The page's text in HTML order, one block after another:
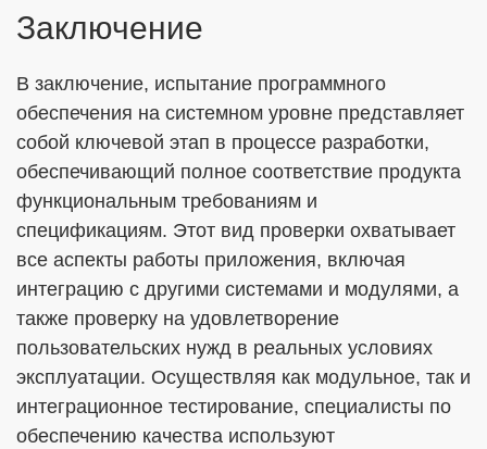
Заключение
В заключение, испытание программного
обеспечения на системном уровне представляет
собой ключевой этап в процессе разработки,
обеспечивающий полное соответствие продукта
функциональным требованиям и
спецификациям. Этот вид проверки охватывает
все аспекты работы приложения, включая
интеграцию с другими системами и модулями, а
также проверку на удовлетворение
пользовательских нужд в реальных условиях
эксплуатации. Осуществляя как модульное, так и
интеграционное тестирование, специалисты по
обеспечению качества используют